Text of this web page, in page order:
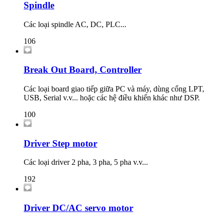
Spindle
Các loại spindle AC, DC, PLC...
106
Break Out Board, Controller
Các loại board giao tiếp giữa PC và máy, dùng cổng LPT,
USB, Serial v.v... hoặc các hệ điều khiển khác như DSP.
100
Driver Step motor
Các loại driver 2 pha, 3 pha, 5 pha v.v...
192
Driver DC/AC servo motor